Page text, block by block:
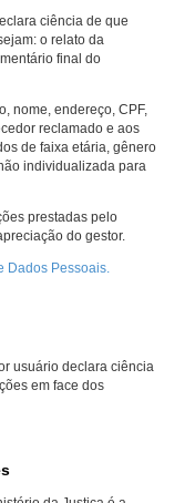
ciência de que
o relato da
final do
nome, endereço, CPF,
reclamado e aos
de faixa etária, gênero
individualizada para
prestadas pelo
do gestor.
Dados Pessoais.
usuário declara ciência
em face dos